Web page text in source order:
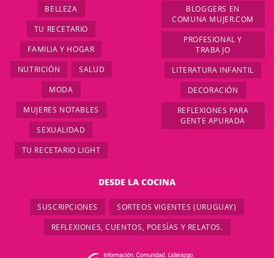
BELLEZA
TU RECETARIO
FAMILIA Y HOGAR
NUTRICIÓN SALUD
MODA
MUJERES NOTABLES
SEXUALIDAD
TU RECETARIO LIGHT
BLOGGERS EN
COMUNA MUJER.COM
PROFESIONAL Y
TRABAJO
LITERATURA INFANTIL
DECORACIÓN
REFLEXIONES PARA
GENTE APURADA
DESDE LA COCINA
SUSCRIPCIONES SORTEOS VIGENTES (URUGUAY)
REFLEXIONES, CUENTOS, POESÍAS Y RELATOS.